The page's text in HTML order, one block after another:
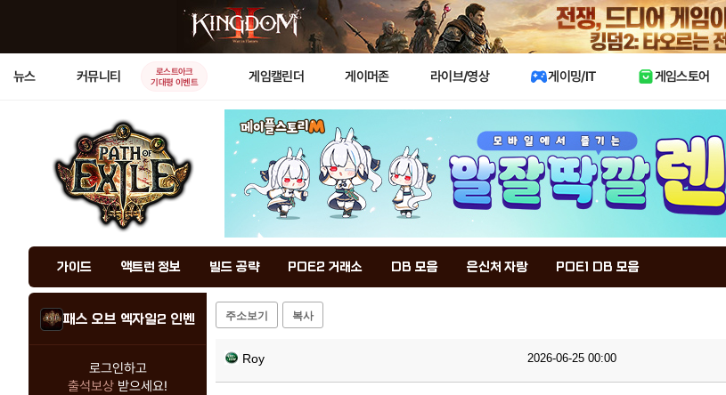
뉴스 커뮤니티
로스트아크
기대평 이벤트
게임캘린더 게이머존 라이브/영상 게이밍/IT 게임스토어
가이드 액트런 정보 빌드 공략 POE2 거래소 DB 모음 은신처 자랑 POE1 DB 모음
패스 오브 엑자일2 인벤
로그인하고
출석보상 받으세요!
주소보기 복사
Roy 2026-06-25 00:00